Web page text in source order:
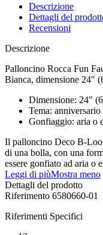
Descrizione
Dettagli del
Recensioni
Descrizione
Palloncino Rocca Fun
Bianca, dimensione 24"
Dimensione: 24"
Tema: anniversario
Gonfiaggio: aria o
Il palloncino Deco B-
di una bolla, con una
essere gonfiato ad aria o
Leggi di piùMostra meno
Dettagli del prodotto
Riferimento 6580660-01
Riferimenti Specifici